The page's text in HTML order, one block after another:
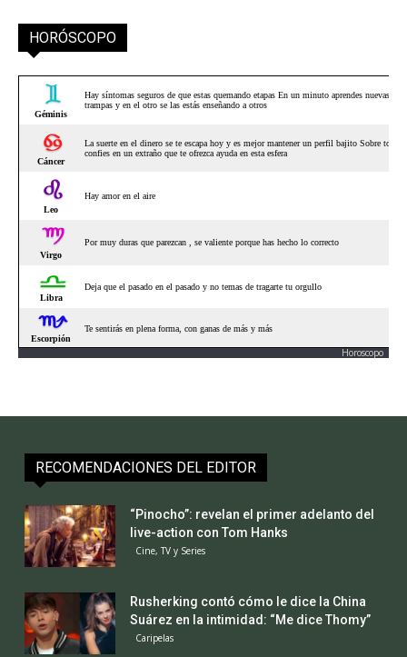
HORÓSCOPO
Horoscopo
RECOMENDACIONES DEL EDITOR
“Pinocho”: revelan el primer adelanto del
live-action con Tom Hanks
Cine, TV y Series
Rusherking contó cómo le dice la China
Suárez en la intimidad: “Me dice Thomy”
Caripelas